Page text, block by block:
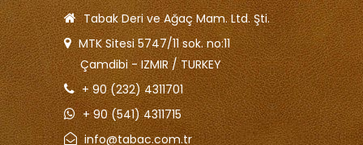
Tabak Deri ve Ağaç Mam. Ltd. Şti.
MTK Sitesi 5747/11 sok. no:11
Çamdibi - IZMIR / TURKEY
+ 90 (232) 4311701
+ 90 (541) 4311715
info@tabac.com.tr